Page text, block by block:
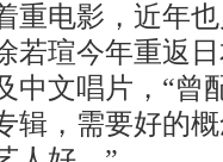
重电影，近年
若瑄今年重返
中文唱片，“曾
辑，需要好的